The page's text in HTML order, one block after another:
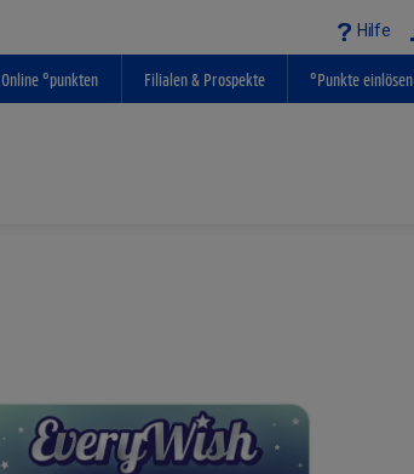
Hilfe
Online °punkten Filialen & Prospekte °Punkte einlösen